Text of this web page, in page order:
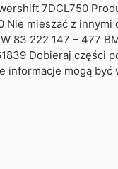
7DCL750
Nie mieszać z innymi
83 222 147 – 477
Dobieraj części
mogą być